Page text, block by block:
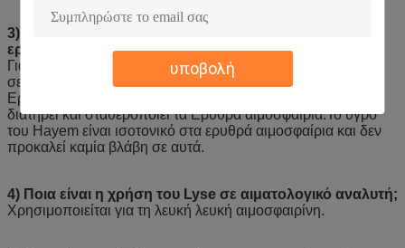
υποβολή
3) Ποιο αραιωτικό είναι καλό για την καταμέτρηση των
ερυθρών αιμοσφαιρίων και των αιμοπεταλίων;
Για το σκοπό αυτό, το δείγμα αίματος αραιώνεται (συνήθως
σε αναλογία 1:200) με τη βοήθεια υγρού αραιώματος
Ερυθρών Αγγείων (συνήθως υγρού Hayem) το οποίο
διατηρεί και σταθεροποιεί τα Ερυθρά αιμοσφαίρια.Το υγρό
του Hayem είναι ισοτονικό στα ερυθρά αιμοσφαίρια και δεν
προκαλεί καμία βλάβη σε αυτά.
4) Ποια είναι η χρήση του Lyse σε αιματολογικό αναλυτή;
Χρησιμοποιείται για τη λευκή λευκή αιμοσφαιρίνη.